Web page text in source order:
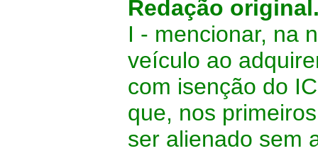
Redação
I - mencionar, na
veículo ao
com isenção do
que, nos
ser alienado sem